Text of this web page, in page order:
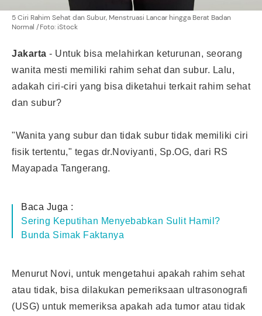
5 Ciri Rahim Sehat dan Subur, Menstruasi Lancar hingga Berat Badan
Normal /Foto: iStock
Jakarta - Untuk bisa melahirkan keturunan, seorang
wanita mesti memiliki rahim sehat dan subur. Lalu,
adakah ciri-ciri yang bisa diketahui terkait rahim sehat
dan subur?
"Wanita yang subur dan tidak subur tidak memiliki ciri
fisik tertentu," tegas dr.Noviyanti, Sp.OG, dari RS
Mayapada Tangerang.
Baca Juga :
Sering Keputihan Menyebabkan Sulit Hamil?
Bunda Simak Faktanya
Menurut Novi, untuk mengetahui apakah rahim sehat
atau tidak, bisa dilakukan pemeriksaan ultrasonografi
(USG) untuk memeriksa apakah ada tumor atau tidak